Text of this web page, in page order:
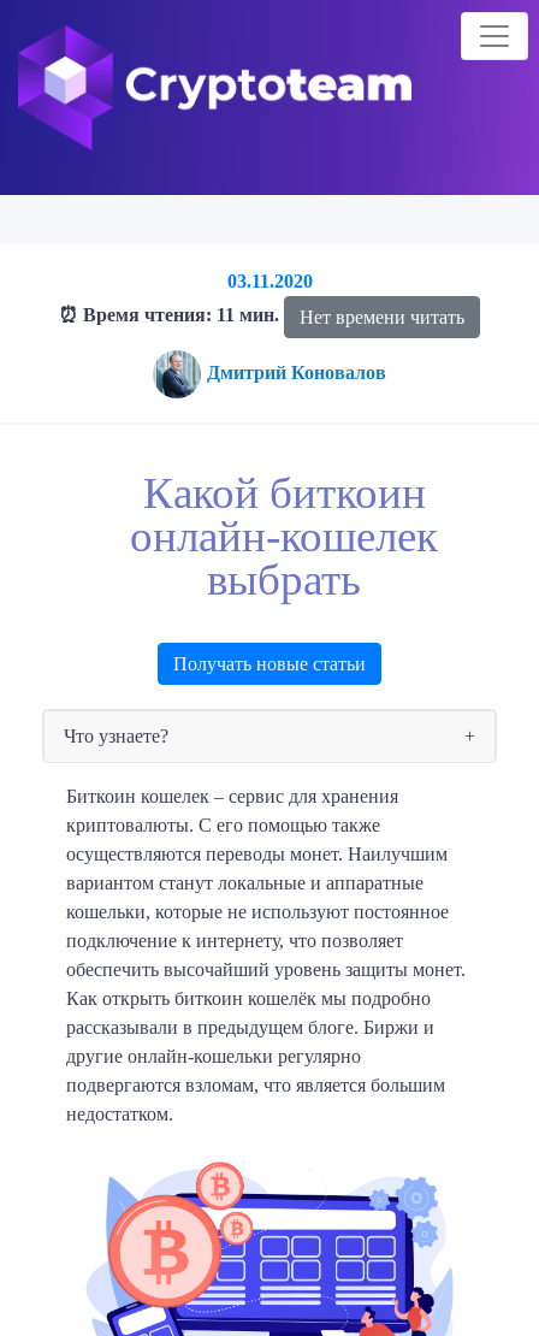
03.11.2020
⏰ Время чтения: 11 мин.
Нет времени читать
Дмитрий Коновалов
биткоин онлайн-кошелек выбратьКакой биткоин
онлайн-кошелек
выбрать
Получать новые статьи
Что узнаете?
Биткоин кошелек – сервис для хранения
криптовалюты. С его помощью также
осуществляются переводы монет. Наилучшим
вариантом станут локальные и аппаратные
кошельки, которые не используют постоянное
подключение к интернету, что позволяет
обеспечить высочайший уровень защиты монет.
Как открыть биткоин кошелёк мы подробно
рассказывали в предыдущем блоге. Биржи и
другие онлайн-кошельки регулярно
подвергаются взломам, что является большим
недостатком.